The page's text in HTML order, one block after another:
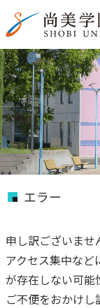
エラー
申し訳ございませ
アクセス集中な
が存在しない可能
ご不便をおかけ